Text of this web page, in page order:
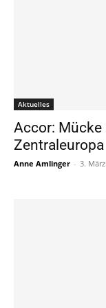
Aktuelles
Accor:
Zentraleuropa
Anne Amlinger - 3.